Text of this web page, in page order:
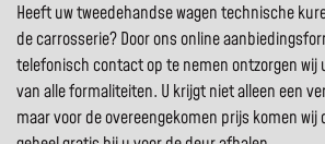
Heeft uw tweedehandse wagen technische
de carrosserie? Door ons online
telefonisch contact op te nemen ontzorgen wij
van alle formaliteiten. U krijgt niet alleen een
maar voor de overeengekomen prijs komen wij